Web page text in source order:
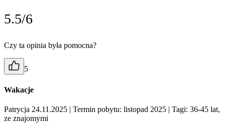
5.5/6
Czy ta opinia była pomocna?
5
Wakacje
Patrycja 24.11.2025 | Termin pobytu: listopad 2025 | Tagi: 36-45 lat,
ze znajomymi